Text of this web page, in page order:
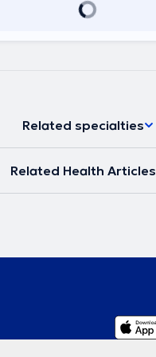
Related specialties
Related Health Articles